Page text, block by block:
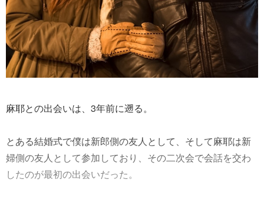
麻耶との出会いは、3年前に遡る。
とある結婚式で僕は新郎側の友人として、そして麻耶は新
婦側の友人として参加しており、その二次会で会話を交わ
したのが最初の出会いだった。